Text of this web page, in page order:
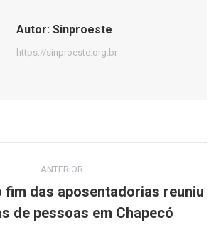
Autor: Sinproeste
https://sinproeste.org.br
ANTERIOR
Post
anterior:
das aposentadorias reuniu
de pessoas em Chapecó